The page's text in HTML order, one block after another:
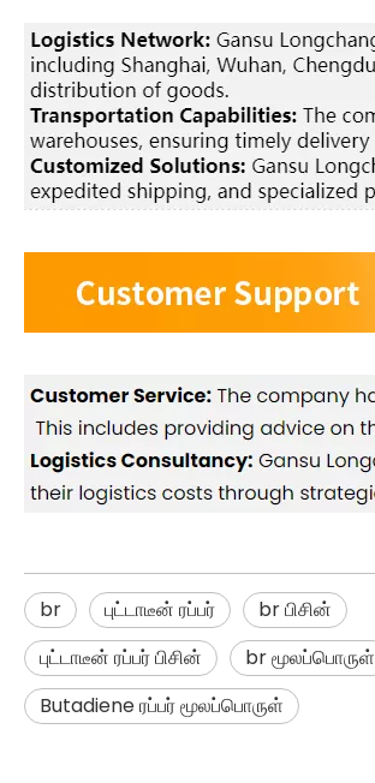
br புட்டாடீன் ரப்பர்
br பிசின்
புட்டாடீன் ரப்பர் பிசின்
br மூலப்பொருள்
Butadiene ரப்பர் மூலப்பொருள்